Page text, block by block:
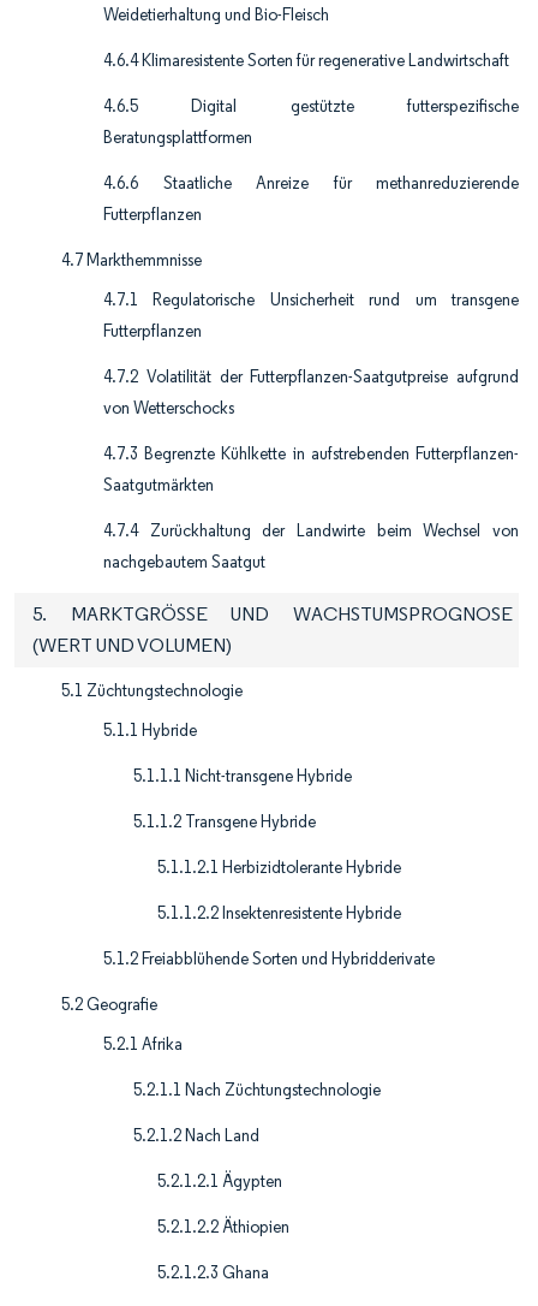
Weidetierhaltung und Bio-Fleisch
4.6.4 Klimaresistente Sorten für regenerative Landwirtschaft
4.6.5 Digital gestützte futterspezifische
Beratungsplattformen
4.6.6 Staatliche Anreize für methanreduzierende
Futterpflanzen
4.7 Markthemmnisse
4.7.1 Regulatorische Unsicherheit rund um transgene
Futterpflanzen
4.7.2 Volatilität der Futterpflanzen-Saatgutpreise aufgrund
von Wetterschocks
4.7.3 Begrenzte Kühlkette in aufstrebenden Futterpflanzen-
Saatgutmärkten
4.7.4 Zurückhaltung der Landwirte beim Wechsel von
nachgebautem Saatgut
5. MARKTGRÖSSE UND WACHSTUMSPROGNOSE
(WERT UND VOLUMEN)
5.1 Züchtungstechnologie
5.1.1 Hybride
5.1.1.1 Nicht-transgene Hybride
5.1.1.2 Transgene Hybride
5.1.1.2.1 Herbizidtolerante Hybride
5.1.1.2.2 Insektenresistente Hybride
5.1.2 Freiabblühende Sorten und Hybridderivate
5.2 Geografie
5.2.1 Afrika
5.2.1.1 Nach Züchtungstechnologie
5.2.1.2 Nach Land
5.2.1.2.1 Ägypten
5.2.1.2.2 Äthiopien
5.2.1.2.3 Ghana